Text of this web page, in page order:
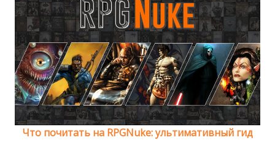
Что почитать на RPGNuke: ультимативный гид